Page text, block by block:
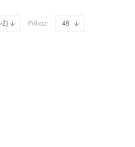
Z) Prikaz: 48